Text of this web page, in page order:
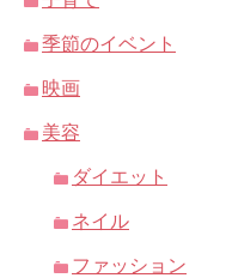
季節のイベント
映画
美容
ダイエット
ネイル
ファッション